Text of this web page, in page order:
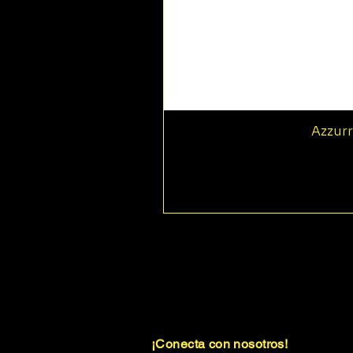
¡Conecta con nosotros!